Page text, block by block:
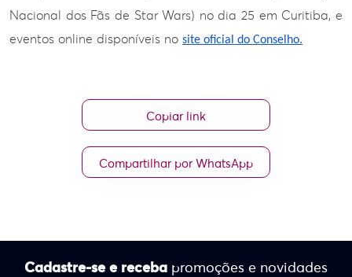
Nacional dos Fãs de Star Wars) no dia 25 em Curitiba, e
eventos online disponíveis no site oficial do Conselho.
Copiar link
Compartilhar por WhatsApp
Cadastre-se e receba promoções e novidades